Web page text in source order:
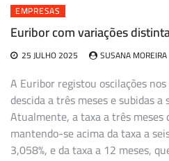
EMPRESAS
Euribor com variações
25 JULHO 2025 SUSANA MOREIRA
A Euribor registou oscilações
descida a três meses e subidas a
Atualmente, a taxa a três meses
mantendo-se acima da taxa a
3,058%, e da taxa a 12 meses,